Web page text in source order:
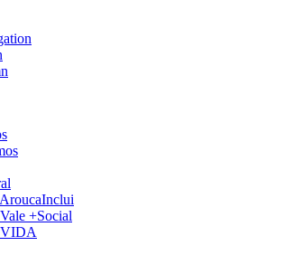
+Social